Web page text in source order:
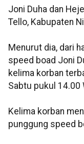
Joni Duha dan
Tello, Kabupaten
Menurut dia, dari
speed boad Joni
kelima korban
Sabtu pukul 14.00
Kelima korban
punggung speed